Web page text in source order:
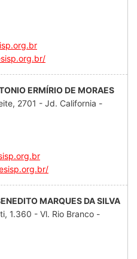
ERMÍRIO DE MORAES
2701 - Jd. California -
MARQUES DA SILVA
1.360 - Vl. Rio Branco -